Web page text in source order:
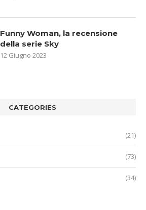
Funny Woman, la recensione
della serie Sky
12 Giugno 2023
CATEGORIES
(21)
(73)
(34)